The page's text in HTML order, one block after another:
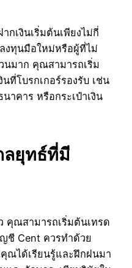
เงินเริ่มต้นเพียงไม่กี่
งทุนมือใหม่หรือผู้ที่ไม่
นมาก คุณสามารถเริ่ม
ที่โบรกเกอร์รองรับ เช่น
าคาร หรือกระเป๋าเงิน
ลยุทธ์ที่มี
คุณสามารถเริ่มต้นเทรด
ชี Cent ควรทำด้วย
ณได้เรียนรู้และฝึกฝนมา